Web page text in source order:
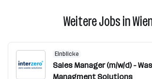
Weitere Jobs in
Einblicke
Sales Manager (m/w/d) -
Managment Solutions